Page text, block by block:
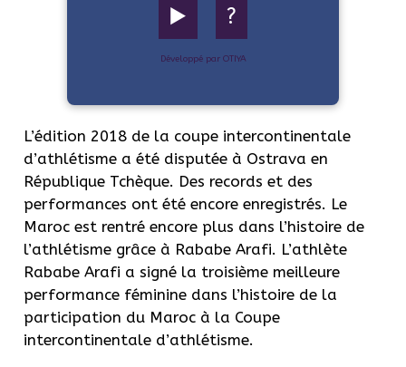
▶️ ?
Développé par OTIYA
L’édition 2018 de la coupe intercontinentale
d’athlétisme a été disputée à Ostrava en
République Tchèque. Des records et des
performances ont été encore enregistrés. Le
Maroc est rentré encore plus dans l’histoire de
l’athlétisme grâce à Rababe Arafi. L’athlète
Rababe Arafi a signé la troisième meilleure
performance féminine dans l’histoire de la
participation du Maroc à la Coupe
intercontinentale d’athlétisme.